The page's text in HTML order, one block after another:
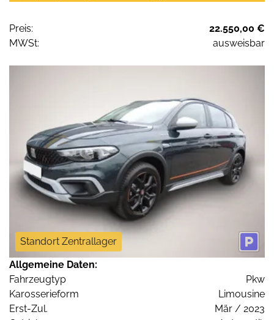
Preis:
22.550,00 €
MWSt:
ausweisbar
Standort Zentrallager
Allgemeine Daten:
Fahrzeugtyp
Pkw
Karosserieform
Limousine
Erst-Zul.
Mär / 2023